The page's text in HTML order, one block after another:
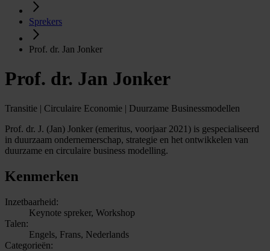
Sprekers
Prof. dr. Jan Jonker
Prof. dr. Jan Jonker
Transitie | Circulaire Economie | Duurzame Businessmodellen
Prof. dr. J. (Jan) Jonker (emeritus, voorjaar 2021) is gespecialiseerd
in duurzaam ondernemerschap, strategie en het ontwikkelen van
duurzame en circulaire business modelling.
Kenmerken
Inzetbaarheid:
Keynote spreker, Workshop
Talen:
Engels, Frans, Nederlands
Categorieën: